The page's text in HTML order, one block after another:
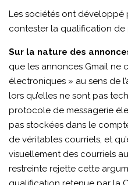
Les sociétés ont développé
contester la qualification
Sur la nature des
que les annonces Gmail ne
électroniques » au sens de
lors qu’elles ne sont pas
protocole de messagerie
pas stockées dans le
de véritables courriels, et
visuellement des courriels
restreinte rejette cette